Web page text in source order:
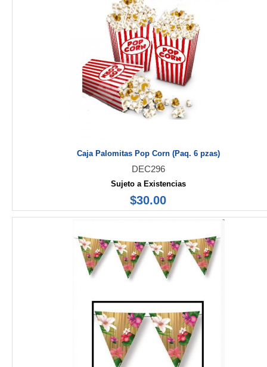
Caja Palomitas Pop Corn (Paq. 6 pzas)
DEC296
Sujeto a Existencias
$30.00